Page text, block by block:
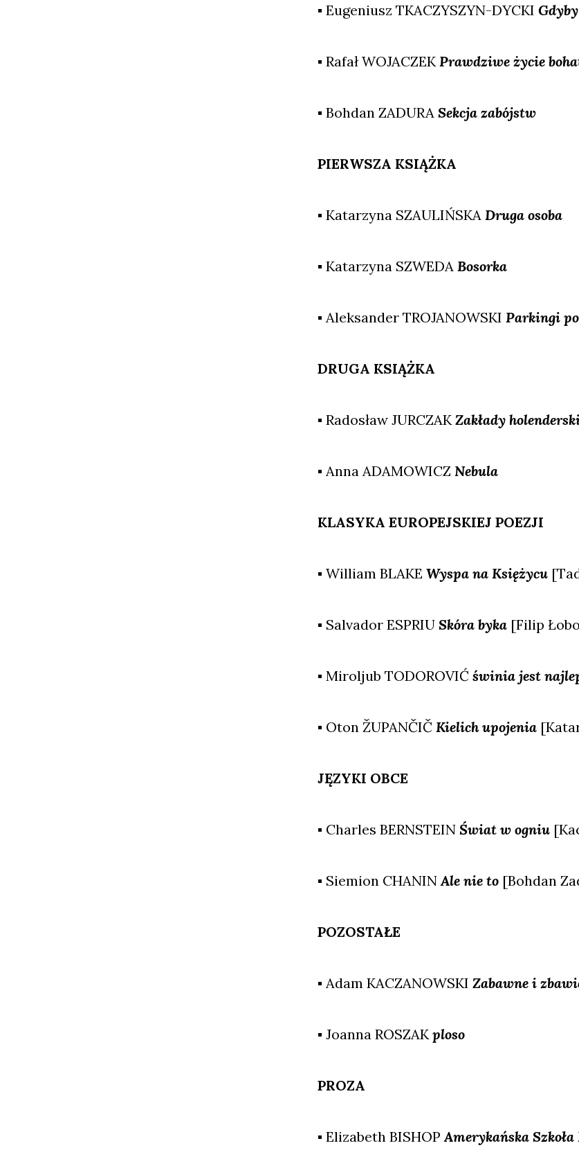
▪ Euge­niusz TKACZYSZYN-DYCKI
▪ Rafał WOJACZEK Praw­dzi­we życie
▪ Boh­dan ZADURA Sek­cja zabójstw
PIERWSZA KSIĄŻKA
▪ Kata­rzy­na SZAULIŃSKA Dru­ga
▪ Kata­rzy­na SZWEDA Bosor­ka
▪ Alek­san­der TROJANOWSKI Par­kin­gi
DRUGA KSIĄŻKA
▪ Rado­sław JURCZAK Zakła­dy
▪ Anna ADAMOWICZ Nebu­la
KLASYKA EUROPEJSKIEJ POEZJI
▪ Wil­liam BLAKE Wyspa na Księ­ży­cu
▪ Salva­dor ESPRIU Skóra byka [Filip
▪ Mirol­jub TODOROVIĆ świ­nia jest
▪ Oton ŽUPANČIČ Kie­lich upo­je­nia
JĘZYKI OBCE
▪ Char­les BERNSTEIN Świat w ogniu
▪ Sie­mion CHANIN Ale nie to [Boh­dan
POZOSTAŁE
▪ Adam KACZANOWSKI Zabaw­ne i
▪ Joan­na ROSZAK plo­so
PROZA
▪ Eli­za­beth BISHOP Ame­ry­kań­ska